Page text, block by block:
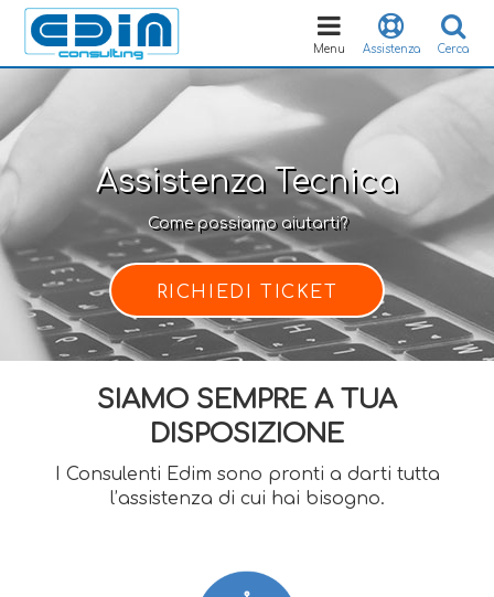
Cerca
Assistenza
Toggle
navigation
Menu
Assistenza Tecnica
Come possiamo aiutarti?
RICHIEDI TICKET
SIAMO SEMPRE A TUA
DISPOSIZIONE
I Consulenti Edim sono pronti a darti tutta
l’assistenza di cui hai bisogno.